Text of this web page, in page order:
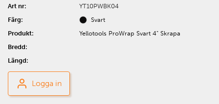
YT10PWBK04
Svart
Yellotools ProWrap Svart 4" Skrapa
Logga in